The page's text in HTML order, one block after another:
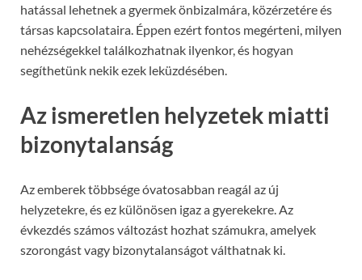
hatással lehetnek a gyermek önbizalmára, közérzetére és
társas kapcsolataira. Éppen ezért fontos megérteni, milyen
nehézségekkel találkozhatnak ilyenkor, és hogyan
segíthetünk nekik ezek leküzdésében.
Az ismeretlen helyzetek miatti
bizonytalanság
Az emberek többsége óvatosabban reagál az új
helyzetekre, és ez különösen igaz a gyerekekre. Az
évkezdés számos változást hozhat számukra, amelyek
szorongást vagy bizonytalanságot válthatnak ki.